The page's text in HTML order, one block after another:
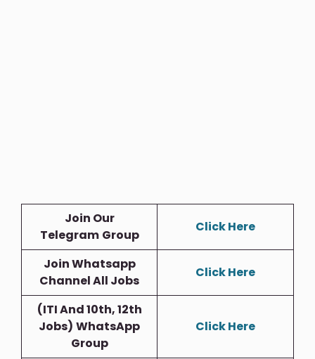
Join Our
Telegram Group
Click Here
Join Whatsapp
Channel All Jobs
Click Here
(ITI And 10th, 12th
Jobs) WhatsApp
Group
Click Here